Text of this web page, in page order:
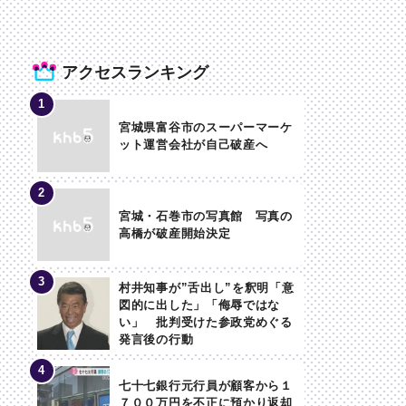
アクセスランキング
宮城県富谷市のスーパーマーケ
ット運営会社が自己破産へ
宮城・石巻市の写真館 写真の
高橋が破産開始決定
村井知事が”舌出し”を釈明「意
図的に出した」「侮辱ではな
い」 批判受けた参政党めぐる
発言後の行動
七十七銀行元行員が顧客から１
７００万円を不正に預かり返却